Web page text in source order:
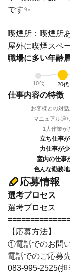
です✨
喫煙所：喫煙所
屋外に喫煙スペ
職場に多い年齢
10代 20代
仕事内容の特徴
お客様との対
マニュアル通
1人作業が
立ち仕事
力仕事が
室内の仕事
色んな勤務
応募情報
選考プロセス
選考プロセス
【応募方法】
①電話でのお問
電話でのご応募
083-995-2525(